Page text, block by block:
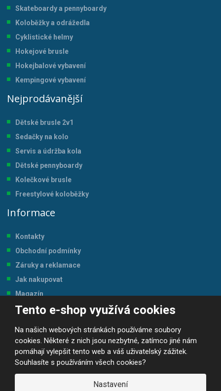
Tento e-shop využívá cookies
Na našich webových stránkách používáme soubory
cookies. Některé z nich jsou nezbytné, zatímco jiné nám
pomáhají vylepšit tento web a váš uživatelský zážitek.
Souhlasíte s používáním všech cookies?
Nastavení
Skateboardy a pennyboardy
Koloběžky a odrážedla
Cyklistické helmy
Hokejové brusle
Hokejbalové vybavení
Kempingové vybavení
Nejprodávanější
Dětské brusle 2v1
Sedačky na kolo
Servis a údržba kola
Dětské pennyboardy
Kolečkové brusle
Freestylové koloběžky
Informace
Kontakty
Obchodní podmínky
Záruky a reklamace
Jak nakupovat
Magazín
Tabulka velikostí
© 2026, JP-SPORT.CZ SPORTOVNÍ POTŘEBY
Prohlášení o přístupnosti |Mapa stránek ||GDPR